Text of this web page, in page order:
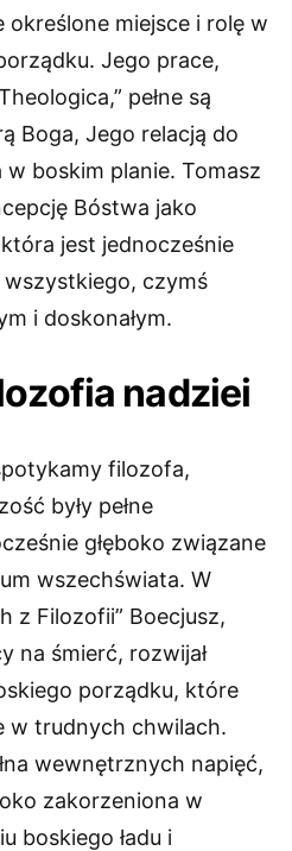
miejsce i rolę w
Jego prace,
pełne są
Boga, Jego relacją do
w boskim planie. Tomasz
Bóstwa jako
jest jednocześnie
czymś
i doskonałym.
nadziei
filozofa,
były pełne
głęboko związane
wszechświata. W
z Filozofii” Boecjusz,
na śmierć, rozwijał
porządku, które
w trudnych chwilach.
wewnętrznych napięć,
zakorzeniona w
boskiego ładu i